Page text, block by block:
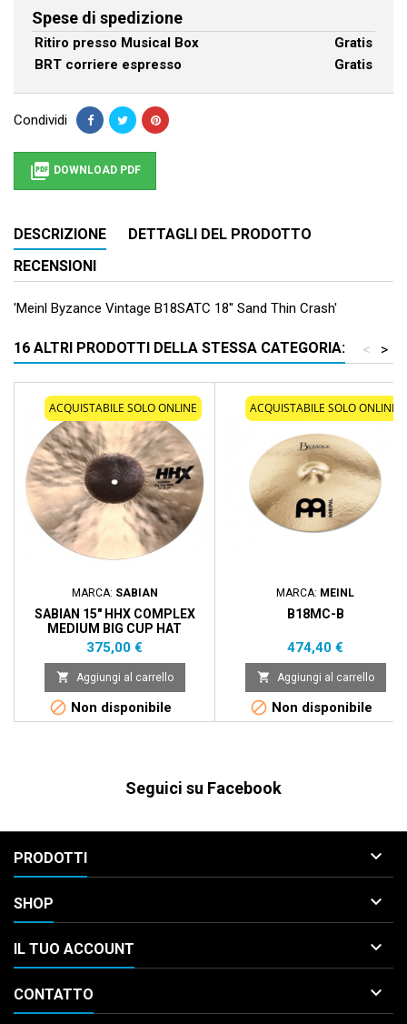
Spese di spedizione
Ritiro presso Musical Box
Gratis
BRT corriere espresso
Gratis
Condividi
 DOWNLOAD PDF
DESCRIZIONE
DETTAGLI DEL PRODOTTO
RECENSIONI
'Meinl Byzance Vintage B18SATC 18'' Sand Thin Crash'
16 ALTRI PRODOTTI DELLA STESSA CATEGORIA: >
<
ACQUISTABILE SOLO ONLINE
MARCA: SABIAN
SABIAN 15" HHX COMPLEX
MEDIUM BIG CUP HAT
BOTTOM
Prezzo
375,00 €
 Aggiungi al carrello
 Non disponibile
ACQUISTABILE SOLO ONLINE
MARCA: MEINL
B18MC-B
Prezzo
474,40 €
 Aggiungi al carrello
 Non disponibile
Seguici su Facebook
PRODOTTI 
SHOP 
IL TUO ACCOUNT 
CONTATTO 